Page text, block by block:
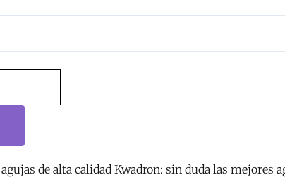
de alta calidad Kwadron: sin duda las mejores